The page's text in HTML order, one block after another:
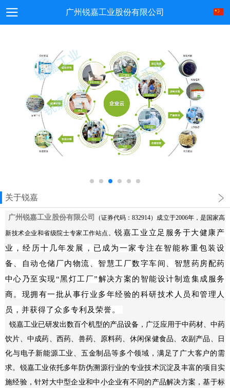
广州锐嘉工业股份有限公司
关于锐嘉
广州锐嘉工业股份有限公司 （证券代码：832914）成立于2006年，是国家高
新技术企业和省级院士专家工作站点。锐嘉工业立足服务于大健康产
业，经历十几年发展，已成为一家专注在 智能称重包装设
备、自动仓储厂内物流、智慧工厂数字车间、智慧药房配药
中心乃至实现“黑灯工厂”解决方案的智能设计制造集成服务
商。 现拥有一批从事行业多年经验的科研技术人员和管理人
员，并获得了众多专利及荣誉。
锐嘉工业已研发出数百个机型的产品设备，广泛应用于中药材、中药
饮片、中成药、西药、兽药、原料药、休闲保健食品、农副产品、日
化与电子新能源工业、五金制品等多个领域，满足了广大客户的需
求。锐嘉工业依托多年防伪溯源行业的专业技术沉淀及丰富的项目实
施经验，针对大中型企业和中小企业有不同的产品解决方案，基于标